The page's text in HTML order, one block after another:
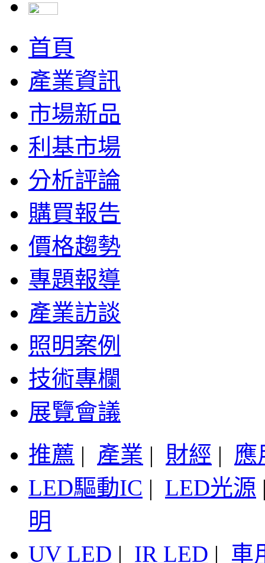
首頁
產業資訊
市場新品
利基市場
分析評論
購買報告
價格趨勢
專題報導
產業訪談
照明案例
技術專欄
展覽會議
推薦 | 產業 | 財經 | 應
LED驅動IC | LED光源
明
UV LED | IR LED | 車